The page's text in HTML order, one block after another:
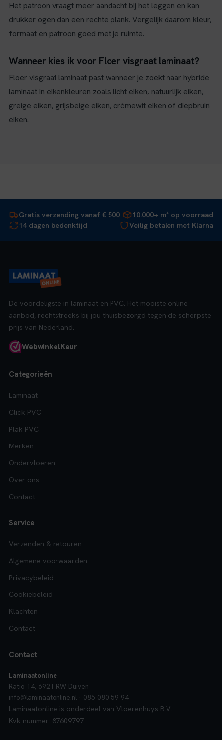
Het patroon vraagt meer aandacht bij het leggen en kan
drukker ogen dan een rechte plank. Vergelijk daarom kleur,
formaat en patroon goed met je ruimte.
Wanneer kies ik voor Floer visgraat laminaat?
Floer visgraat laminaat past wanneer je zoekt naar hybride
laminaat in eikenkleuren zoals licht eiken, natuurlijk eiken,
greige eiken, grijsbeige eiken, crèmewit eiken of diepbruin
eiken.
Gratis verzending vanaf € 500
10.000+ m² op voorraad
14 dagen bedenktijd
Veilig betalen met Klarna
De voordeligste in laminaat en PVC. Het mooiste online
aanbod, rechtstreeks bij jou thuisbezorgd tegen de scherpste
prijs van Nederland.
WebwinkelKeur
Categorieën
Laminaat
Click PVC
Plak PVC
Merken
Ondervloeren
Over ons
Contact
Service
Verzenden & retouren
Algemene voorwaarden
Privacybeleid
Cookiebeleid
Klachten
Contact
Contact
Laminaatonline
Ratio 14, 6921 RW Duiven
info@laminaatonline.nl · 085 080 59 94
Laminaatonline is onderdeel van Vloerenhuys B.V.
Kvk nummer: 87609797